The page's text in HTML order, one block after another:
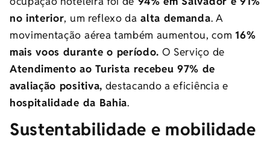
no interior, um reflexo da alta demanda. A
movimentação aérea também aumentou, com 16%
mais voos durante o período. O Serviço de
Atendimento ao Turista recebeu 97% de
avaliação positiva, destacando a eficiência e
hospitalidade da Bahia.
Sustentabilidade e mobilidade